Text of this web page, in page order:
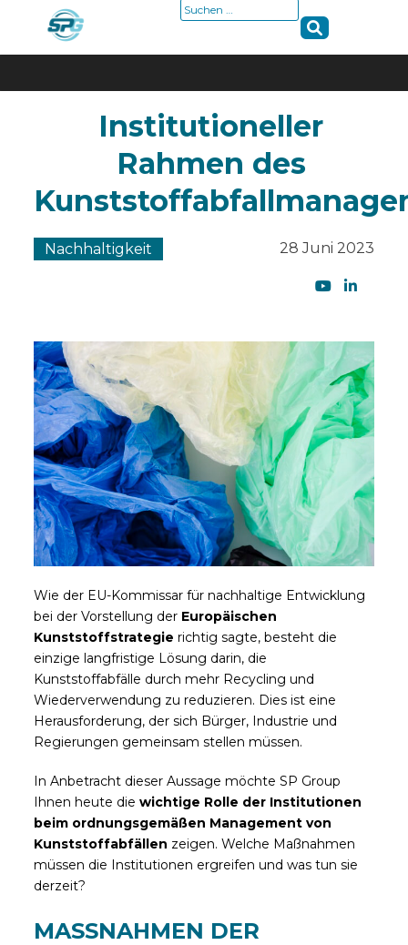
Suche
Institutioneller
Rahmen des
Nachhaltigkeit 28 Juni 2023
Wie der EU-Kommissar für nachhaltige Entwicklung
bei der Vorstellung der Europäischen
Kunststoffstrategie richtig sagte, besteht die
einzige langfristige Lösung darin, die
Kunststoffabfälle durch mehr Recycling und
Wiederverwendung zu reduzieren. Dies ist eine
Herausforderung, der sich Bürger, Industrie und
Regierungen gemeinsam stellen müssen.
In Anbetracht dieser Aussage möchte SP Group
Ihnen heute diewichtige Rolle der Institutionen
beim ordnungsgemäßen Management von
Kunststoffabfällen zeigen. Welche Maßnahmen
müssen die Institutionen ergreifen und was tun sie
derzeit?
MASSNAHMEN DER